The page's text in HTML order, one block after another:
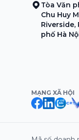
Tòa Văn
Chu Huy
Riverside,
phố Hà
MẠNG XÃ HỘI